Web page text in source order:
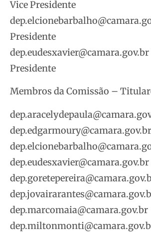
Vice Presidente
Presidente
dep.eudesxavier@camara.gov.br
Presidente
Membros da Comissão –
dep.edgarmoury@camara.gov.br
dep.eudesxavier@camara.gov.br
dep.marcomaia@camara.gov.br